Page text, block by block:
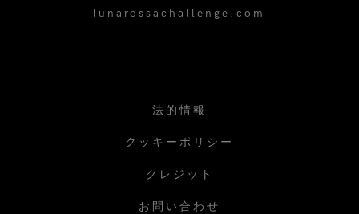
lunarossachallenge.com
法的情報
クッキーポリシー
クレジット
お問い合わせ